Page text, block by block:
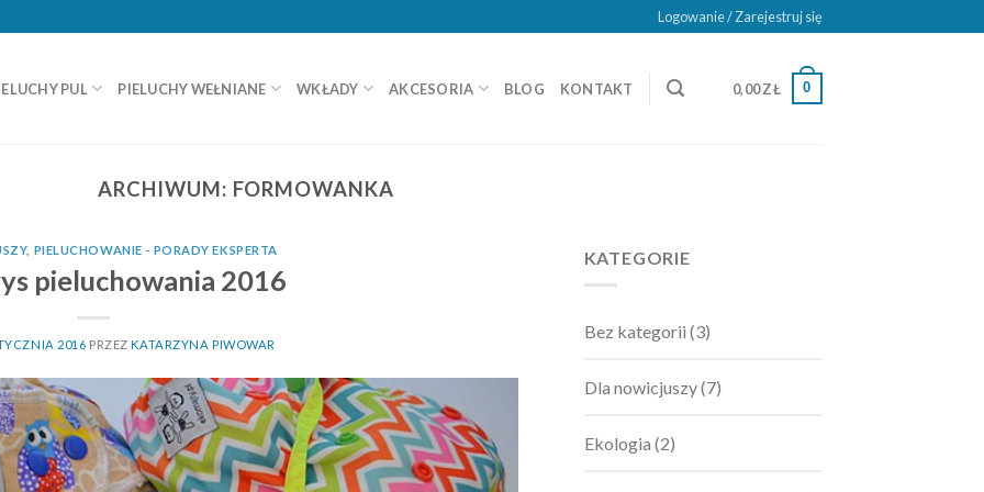
Logowanie / Zarejestruj się
PUL PIELUCHY WEŁNIANE WKŁADY AKCESORIA BLOG KONTAKT 0,00ZŁ 0
ARCHIWUM: FORMOWANKA
, PIELUCHOWANIE - PORADY EKSPERTA
pieluchowania 2016
2016 PRZEZKATARZYNA PIWOWAR
KATEGORIE
Bez kategorii (3)
Dla nowicjuszy(7)
Ekologia (2)